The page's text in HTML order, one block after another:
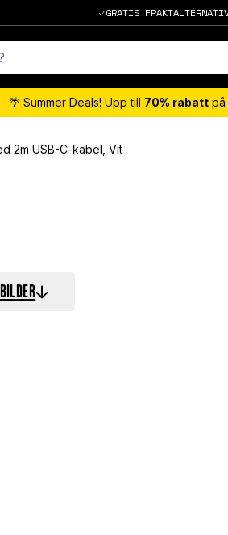
GRATIS
🌴 Summer Deals! Upp till 70% rabatt på
2m USB-C-kabel, Vit